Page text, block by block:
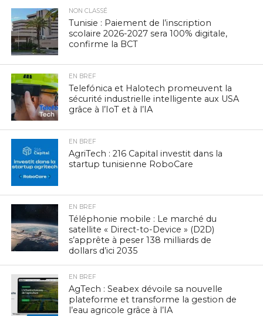
NON CLASSÉ
Tunisie : Paiement de l’inscription
scolaire 2026-2027 sera 100% digitale,
confirme la BCT
EN BREF
Telefónica et Halotech promeuvent la
sécurité industrielle intelligente aux USA
grâce à l’IoT et à l’IA
EN BREF
AgriTech : 216 Capital investit dans la
startup tunisienne RoboCare
EN BREF
Téléphonie mobile : Le marché du
satellite « Direct-to-Device » (D2D)
s’apprête à peser 138 milliards de
dollars d’ici 2035
EN BREF
AgTech : Seabex dévoile sa nouvelle
plateforme et transforme la gestion de
l’eau agricole grâce à l’IA